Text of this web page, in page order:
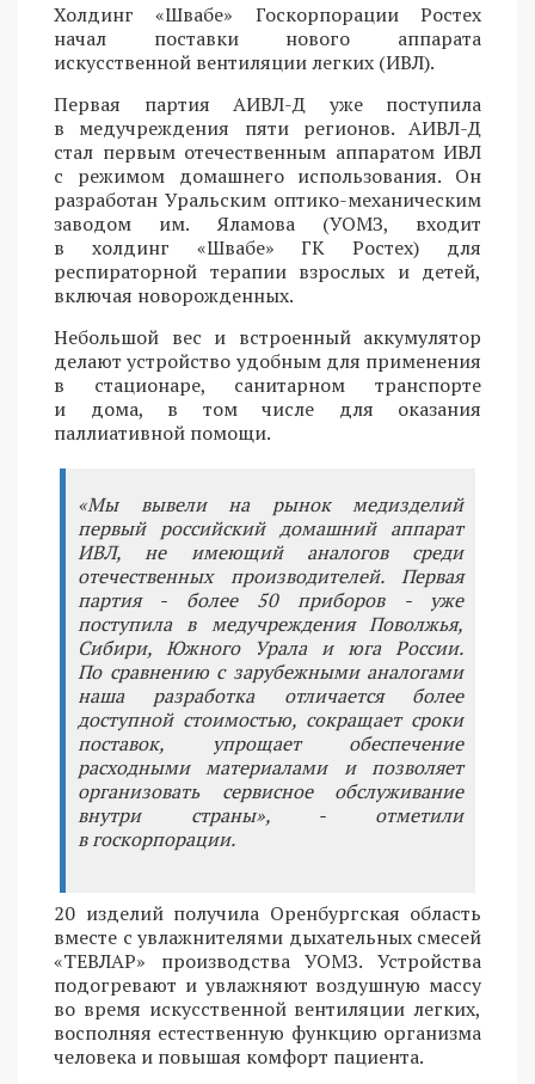
Холдинг «Швабе» Госкорпорации Ростех
начал поставки нового аппарата
искусственной вентиляции легких (ИВЛ).
Первая партия АИВЛ-Д уже поступила
в медучреждения пяти регионов. АИВЛ-Д
стал первым отечественным аппаратом ИВЛ
с режимом домашнего использования. Он
разработан Уральским оптико-механическим
заводом им. Яламова (УОМЗ, входит
в холдинг «Швабе» ГК Ростех) для
респираторной терапии взрослых и детей,
включая новорожденных.
Небольшой вес и встроенный аккумулятор
делают устройство удобным для применения
в стационаре, санитарном транспорте
и дома, в том числе для оказания
паллиативной помощи.
«Мы вывели на рынок медизделий
первый российский домашний аппарат
ИВЛ, не имеющий аналогов среди
отечественных производителей. Первая
партия - более 50 приборов - уже
поступила в медучреждения Поволжья,
Сибири, Южного Урала и юга России.
По сравнению с зарубежными аналогами
наша разработка отличается более
доступной стоимостью, сокращает сроки
поставок, упрощает обеспечение
расходными материалами и позволяет
организовать сервисное обслуживание
внутри страны», - отметили
в госкорпорации.
20 изделий получила Оренбургская область
вместе с увлажнителями дыхательных смесей
«ТЕВЛАР» производства УОМЗ. Устройства
подогревают и увлажняют воздушную массу
во время искусственной вентиляции легких,
восполняя естественную функцию организма
человека и повышая комфорт пациента.